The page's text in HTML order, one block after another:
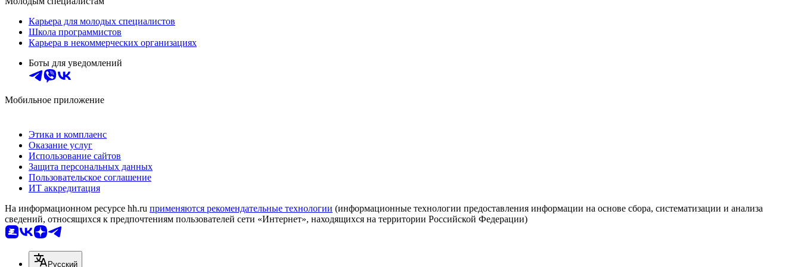
Карьера для молодых специалистов
Школа программистов
Карьера в некоммерческих организациях
Боты для уведомлений
Мобильное приложение
Этика и комплаенс
Оказание услуг
Использование сайтов
Защита персональных данных
Пользовательское соглашение
ИТ аккредитация
На информационном ресурсе hh.ru применяются рекомендательные технологии (информационные технологии предоставления информации на основе сбора, систематизации и анализа
сведений, относящихся к предпочтениям пользователей сети «Интернет», находящихся на территории Российской Федерации)
Русский